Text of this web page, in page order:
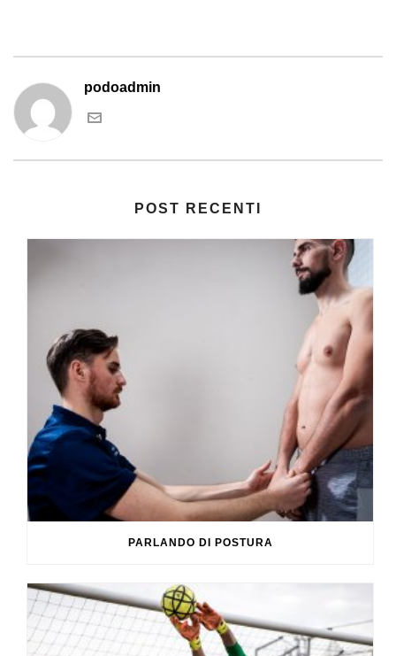
podoadmin
POST RECENTI
PARLANDO DI POSTURA